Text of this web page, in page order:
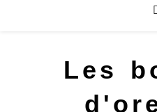
Les